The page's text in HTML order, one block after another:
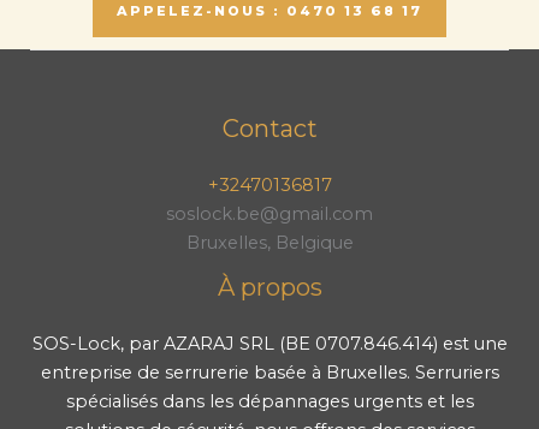
APPELEZ-NOUS : 0470 13 68 17
Contact
+32470136817
soslock.be@gmail.com
Bruxelles, Belgique
À propos
SOS-Lock, par AZARAJ SRL (BE 0707.846.414) est une
entreprise de serrurerie basée à Bruxelles. Serruriers
spécialisés dans les dépannages urgents et les